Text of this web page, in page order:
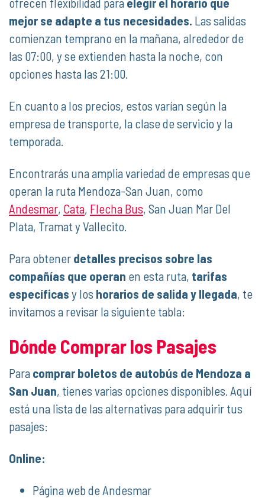
mejor se adapte a tus necesidades. Las salidas
comienzan temprano en la mañana, alrededor de
las 07:00, y se extienden hasta la noche, con
opciones hasta las 21:00.
En cuanto a los precios, estos varían según la
empresa de transporte, la clase de servicio y la
temporada.
Encontrarás una amplia variedad de empresas que
operan la ruta Mendoza-San Juan, como
Andesmar, Cata, Flecha Bus, San Juan Mar Del
Plata, Tramat y Vallecito.
Para obtener detalles precisos sobre las
compañías que operan en esta ruta, tarifas
específicas y los horarios de salida y llegada, te
invitamos a revisar la siguiente tabla:
Dónde Comprar los Pasajes
Para comprar boletos de autobús de Mendoza a
San Juan, tienes varias opciones disponibles. Aquí
está una lista de las alternativas para adquirir tus
pasajes:
Online:
Página web de Andesmar